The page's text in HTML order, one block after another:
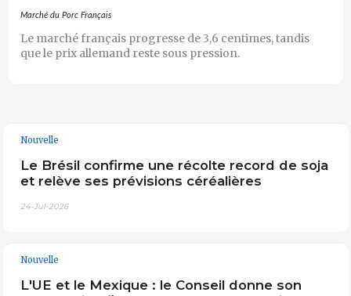
Marché du Porc Français
Le marché français progresse de 3,6 centimes, tandis
que le prix allemand reste sous pression.
Nouvelle
Le Brésil confirme une récolte record de soja
et relève ses prévisions céréalières
24-Jul-2026
Nouvelle
L'UE et le Mexique : le Conseil donne son